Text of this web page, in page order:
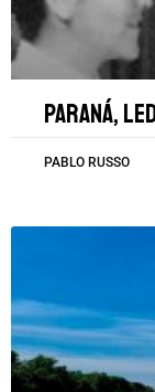
Paraná,
PABLO RUSSO